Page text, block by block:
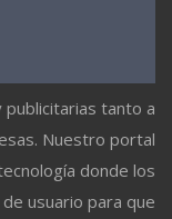
publicitarias tanto a
Nuestro portal
donde los
usuario para que